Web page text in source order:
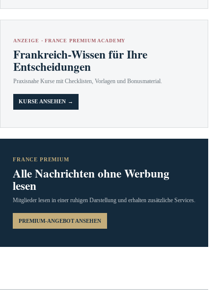
ANZEIGE · FRANCE PREMIUM ACADEMY
Frankreich-Wissen für Ihre
Entscheidungen
Praxisnahe Kurse mit Checklisten, Vorlagen und Bonusmaterial.
KURSE ANSEHEN →
FRANCE PREMIUM
Alle Nachrichten ohne Werbung
lesen
Mitglieder lesen in einer ruhigen Darstellung und erhalten zusätzliche Services.
PREMIUM-ANGEBOT ANSEHEN